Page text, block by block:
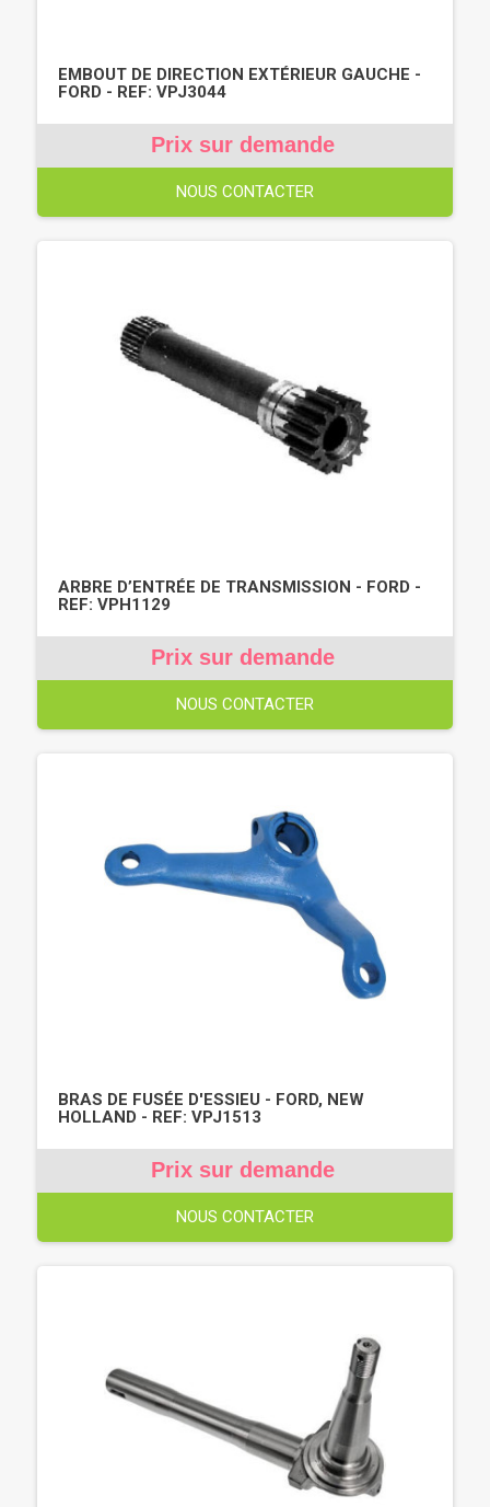
EMBOUT DE DIRECTION EXTÉRIEUR GAUCHE -
FORD - REF: VPJ3044
Prix sur demande
NOUS CONTACTER
ARBRE D’ENTRÉE DE TRANSMISSION - FORD -
REF: VPH1129
Prix sur demande
NOUS CONTACTER
BRAS DE FUSÉE D'ESSIEU - FORD, NEW
HOLLAND - REF: VPJ1513
Prix sur demande
NOUS CONTACTER